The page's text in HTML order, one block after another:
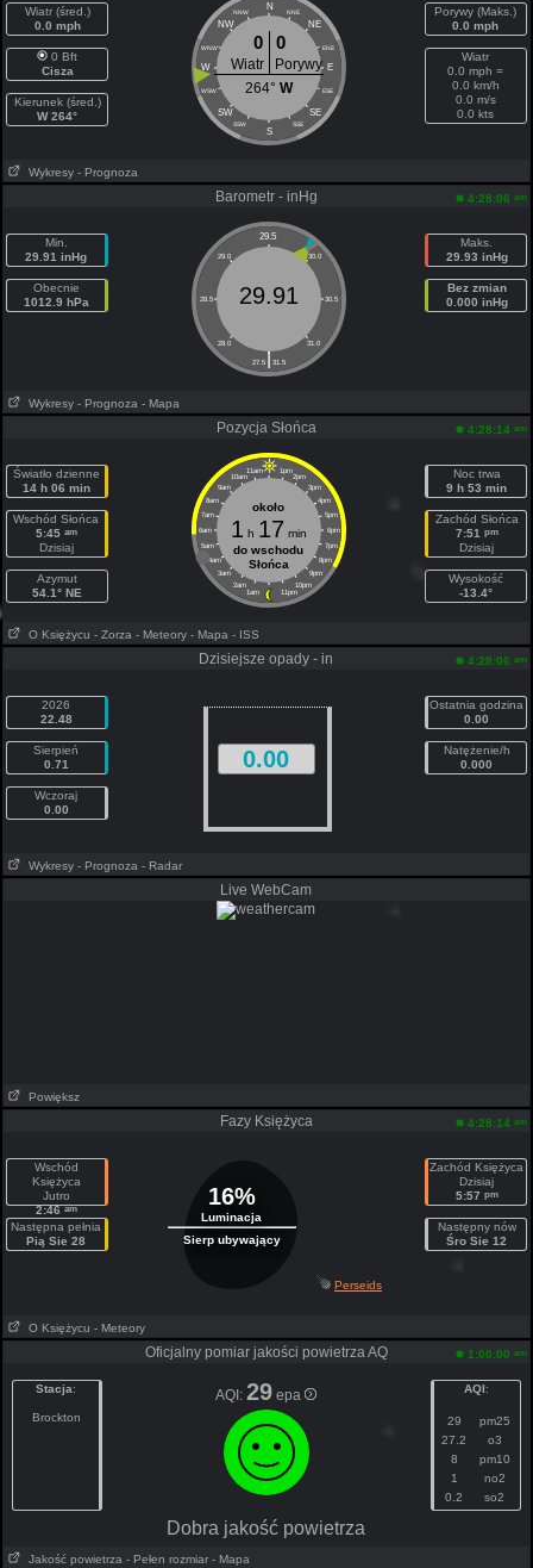
Wiatr (śred.)
0.0 mph
0 Bft
Cisza
Kierunek (śred.)
W 264°
N
NNW NNE
NW NE
WNW ENE
W E
WSW ESE
SW SE
SSW SSE
S
0 0
Wiatr
Porywy
264° W
Porywy (Maks.)
0.0 mph
Wiatr
0.0 mph =
0.0 km/h
0.0 m/s
0.0 kts
Wykresy - Prognoza
Barometr - inHg 4:28:06 am
Min.
29.91 inHg
Obecnie
1012.9 hPa
29.5
29.0 30.0
28.5 30.5
28.0 31.0
|
27.5 31.5
29.91
Maks.
29.93 inHg
Bez zmian
0.000 inHg
Wykresy - Prognoza - Mapa
Pozycja Słońca 4:28:14 am
Światło dzienne
14 h 06 min
Wschód Słońca
5:45 am
Dzisiaj
Azymut
54.1° NE
11am 1pm
10am 2pm
9am 3pm
8am 4pm
7am 5pm
6am 6pm
5am 7pm
4am 8pm
3am 9pm
2am 10pm
1am 11pm
około
1 h 17 min
do wschodu
Słońca
Noc trwa
9 h 53 min
Zachód Słońca
7:51 pm
Dzisiaj
Wysokość
-13.4°
O Księżycu - Zorza - Meteory - Mapa - ISS
Dzisiejsze opady - in 4:28:06 am
2026
22.48
Sierpień
0.71
Wczoraj
0.00
0.00
Ostatnia godzina
0.00
Natężenie/h
0.000
Wykresy - Prognoza - Radar
Live WebCam
Powiększ
Fazy Księżyca 4:28:14 am
Wschód
Księżyca
Jutro
2:46am
Następna pełnia
Pią Sie 28
16%
Luminacja
Sierp ubywający
Zachód Księżyca
Dzisiaj
5:57 pm
Następny nów
Śro Sie 12
Perseids
O Księżycu - Meteory
Oficjalny pomiar jakości powietrza AQ 1:00:00 am
Stacja:
Brockton
AQI:29 epa AQI:
29
pm25
27.2
o3
8
pm10
1
no2
0.2
so2
Dobra jakość powietrza
Jakość powietrza - Pełen rozmiar - Mapa